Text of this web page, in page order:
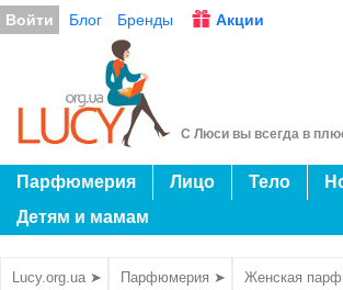
Войти Блог Бренды Акции
С Люси вы всегда в
Парфюмерия Лицо Тело
Детям и мамам
Lucy.org.ua ➤ Парфюмерия ➤ Женская